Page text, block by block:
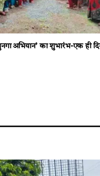
अभियान’ का शुभारंभ-एक ही